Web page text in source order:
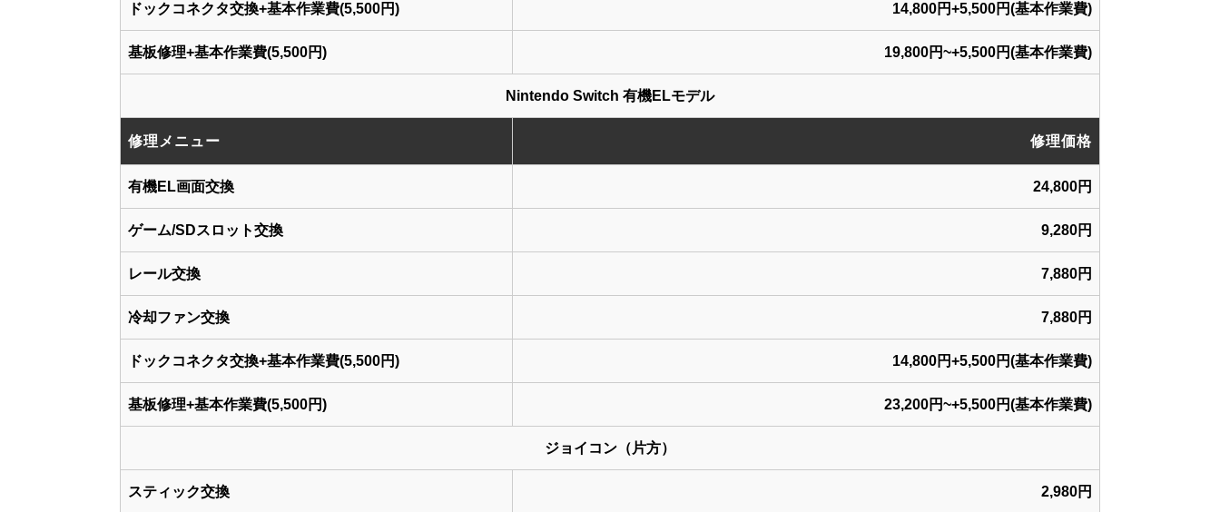
ドックコネクタ交換+基本作業費(5,500円) 14,800円+5,500円(基本作業費)
基板修理+基本作業費(5,500円) 19,800円~+5,500円(基本作業費)
Nintendo Switch 有機ELモデル
修理メニュー 修理価格
有機EL画面交換 24,800円
ゲーム/SDスロット交換 9,280円
レール交換 7,880円
冷却ファン交換 7,880円
ドックコネクタ交換+基本作業費(5,500円) 14,800円+5,500円(基本作業費)
基板修理+基本作業費(5,500円) 23,200円~+5,500円(基本作業費)
ジョイコン（片方）
スティック交換 2,980円